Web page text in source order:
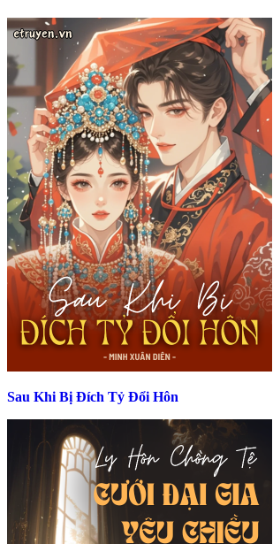
Sau Khi Bị Đích Tỷ Đổi Hôn